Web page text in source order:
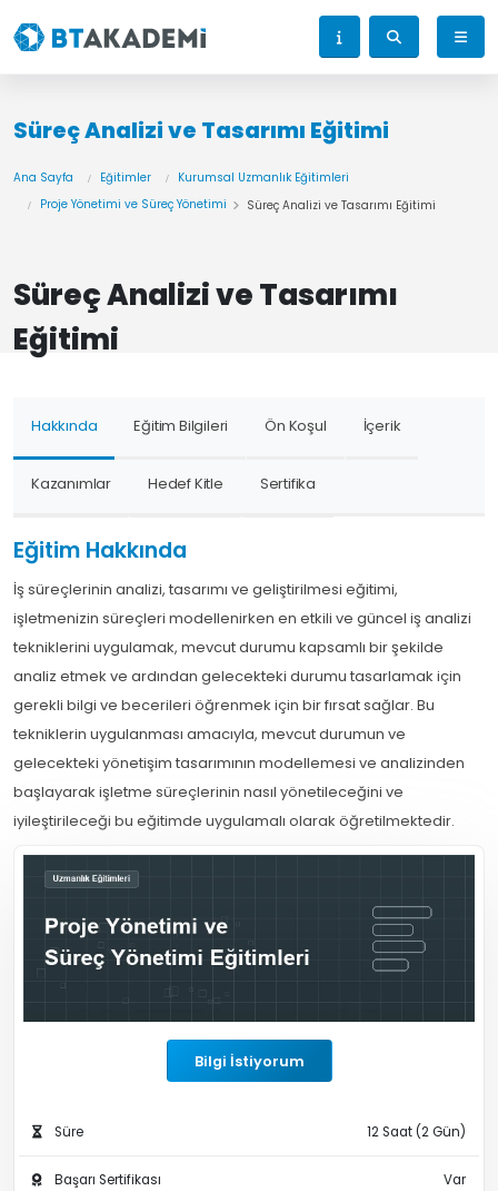
Süreç Analizi ve Tasarımı Eğitimi
Ana Sayfa Eğitimler
Kurumsal Uzmanlık Eğitimleri
Proje Yönetimi ve Süreç Yönetimi
Süreç Analizi ve Tasarımı Eğitimi
Süreç Analizi ve Tasarımı
Eğitimi
Hakkında Eğitim Bilgileri Ön Koşul İçerik
Kazanımlar Hedef Kitle Sertifika
Eğitim Hakkında
İş süreçlerinin analizi, tasarımı ve geliştirilmesi eğitimi,
işletmenizin süreçleri modellenirken en etkili ve güncel iş analizi
tekniklerini uygulamak, mevcut durumu kapsamlı bir şekilde
analiz etmek ve ardından gelecekteki durumu tasarlamak için
gerekli bilgi ve becerileri öğrenmek için bir fırsat sağlar. Bu
tekniklerin uygulanması amacıyla, mevcut durumun ve
gelecekteki yönetişim tasarımının modellemesi ve analizinden
başlayarak işletme süreçlerinin nasıl yönetileceğini ve
iyileştirileceği bu eğitimde uygulamalı olarak öğretilmektedir.
Bilgi İstiyorum
Süre 12 Saat (2 Gün)
Başarı Sertifikası Var